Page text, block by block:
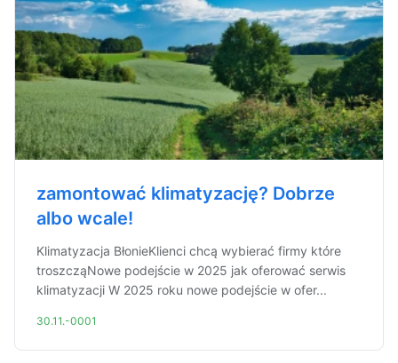
zamontować klimatyzację? Dobrze
albo wcale!
Klimatyzacja BłonieKlienci chcą wybierać firmy które
troszcząNowe podejście w 2025 jak oferować serwis
klimatyzacji W 2025 roku nowe podejście w ofer...
30.11.-0001